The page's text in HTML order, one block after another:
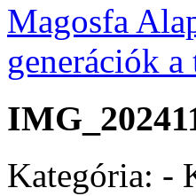
Magosfa
generációk a
Kategória: -